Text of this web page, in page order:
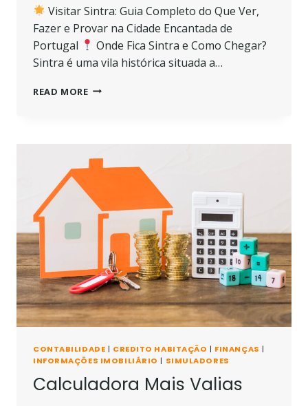
Visitar Sintra: Guia Completo do Que Ver,
Fazer e Provar na Cidade Encantada de
Portugal
Onde Fica Sintra e Como Chegar?
Sintra é uma vila histórica situada a…
READ MORE VISITAR
QUE
VER,
E
PROVAR
CIDADE
ENCANTADA
DE
PORTUGAL
CONTABILIDADE | CREDITO HABITAÇÃO | FINANÇAS |
INFORMAÇÕES IMOBILIÁRIO | SIMULADORES
Calculadora Mais Valias